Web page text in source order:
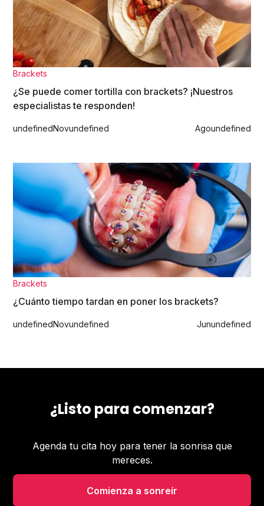
Brackets
¿Se puede comer tortilla con brackets? ¡Nuestros
especialistas te responden!
undefinedNovundefined Agoundefined
Brackets
¿Cuánto tiempo tardan en poner los brackets?
undefinedNovundefined Junundefined
¿Listo para comenzar?
Agenda tu cita hoy para tener la sonrisa que
mereces.
Comienza a sonreír